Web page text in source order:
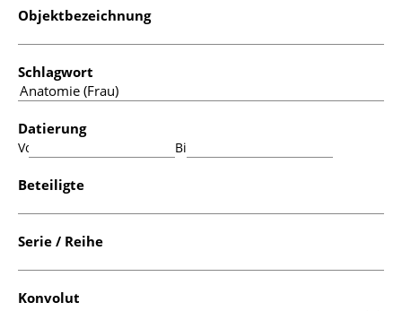
Objektbezeichnung
Schlagwort
Datierung
Von: Bis:
Beteiligte
Serie / Reihe
Konvolut